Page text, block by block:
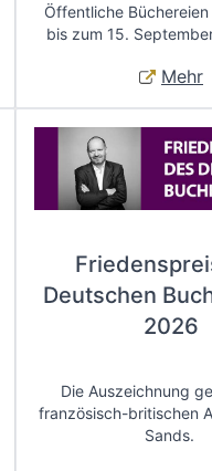
Öffentliche
bis zum 15.
Mehr
Deutschen
2026
Die Auszeichnung
französisch-britischen
Sands.